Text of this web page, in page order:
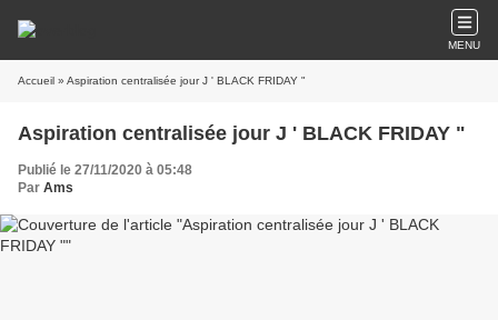
MENU
Accueil » Aspiration centralisée jour J ' BLACK FRIDAY "
Aspiration centralisée jour J ' BLACK FRIDAY "
Publié le 27/11/2020 à 05:48
Par Ams